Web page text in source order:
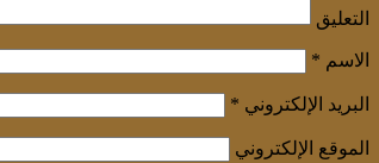
التعليق
الاسم *
البريد الإلكتروني *
الموقع الإلكتروني